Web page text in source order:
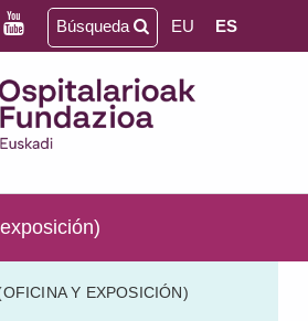
SALUD MENTAL | DISCAPACIDAD INTELECTUAL | NEURORREHABILITACIÓN Y DAÑO CEREBRAL | PERSONA MAYOR
Búsqueda EU ES
Y EXPOSICIÓN)